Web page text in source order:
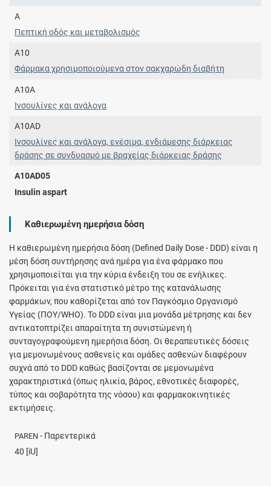
A
Πεπτική οδός και μεταβολισμός
A10
Φάρμακα χρησιμοποιούμενα στον σακχαρώδη διαβήτη
A10A
Ινσουλίνες και ανάλογα
A10AD
Ινσουλίνες και ανάλογα, ενέσιμα, ενδιάμεσης διάρκειας
δράσης σε συνδυασμό με βραχείας διάρκειας δράσης
A10AD05
Insulin aspart
Καθιερωμένη ημερήσια δόση
H καθιερωμένη ημερήσια δόση (Defined Daily Dose - DDD) είναι η
μέση δόση συντήρησης ανά ημέρα για ένα φάρμακο που
χρησιμοποιείται για την κύρια ένδειξη του σε ενήλικες.
Πρόκειται για ένα στατιστικό μέτρο της κατανάλωσης
φαρμάκων, που καθορίζεται από τον Παγκόσμιο Οργανισμό
Υγείας (ΠΟΥ/WHO). Το DDD είναι μια μονάδα μέτρησης και δεν
αντικατοπτρίζει απαραίτητα τη συνιστώμενη ή
συνταγογραφούμενη ημερήσια δόση. Οι θεραπευτικές δόσεις
για μεμονωμένους ασθενείς και ομάδες ασθενών διαφέρουν
συχνά από το DDD καθώς βασίζονται σε μεμονωμένα
χαρακτηριστικά (όπως ηλικία, βάρος, εθνοτικές διαφορές,
τύπος και σοβαρότητα της νόσου) και φαρμακοκινητικές
εκτιμήσεις.
PAREN - Παρεντερικά
40 [iU]